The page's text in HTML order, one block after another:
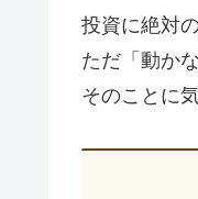
投資に絶対
ただ「動か
そのことに